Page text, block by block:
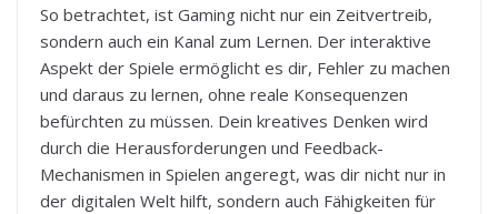
So betrachtet, ist Gaming nicht nur ein Zeitvertreib,
sondern auch ein Kanal zum Lernen. Der interaktive
Aspekt der Spiele ermöglicht es dir, Fehler zu machen
und daraus zu lernen, ohne reale Konsequenzen
befürchten zu müssen. Dein kreatives Denken wird
durch die Herausforderungen und Feedback-
Mechanismen in Spielen angeregt, was dir nicht nur in
der digitalen Welt hilft, sondern auch Fähigkeiten für